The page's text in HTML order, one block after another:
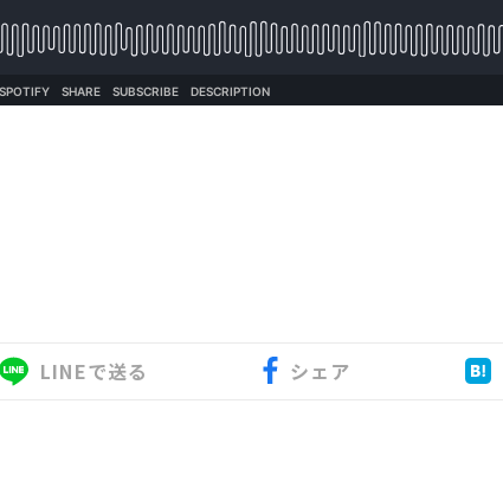
LINEで送る シェア